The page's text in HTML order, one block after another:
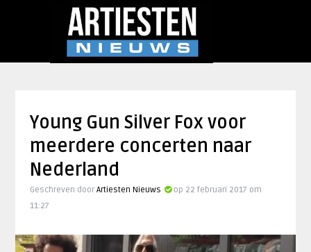
Young Gun Silver Fox voor
meerdere concerten naar
Nederland
Geschreven door Artiesten Nieuws
op 22 februari 2017 om
11:27